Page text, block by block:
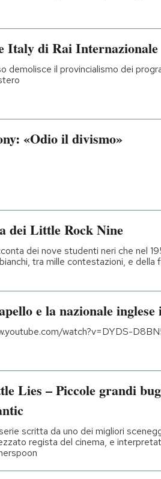
Italy di Rai Internazionale
demolisce il provincialismo dei
«Odio il divismo»
dei Little Rock Nine
dei nove studenti neri che nel
tra mille contestazioni, e della
e la nazionale
watch?v=DYDS-
Lies – Piccole grandi
scritta da uno dei migliori
regista del cinema, e